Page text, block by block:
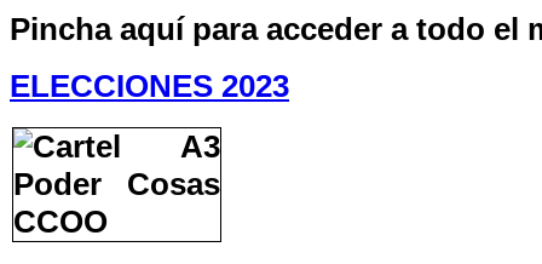
Pincha aquí para acceder a todo el
ELECCIONES 2023